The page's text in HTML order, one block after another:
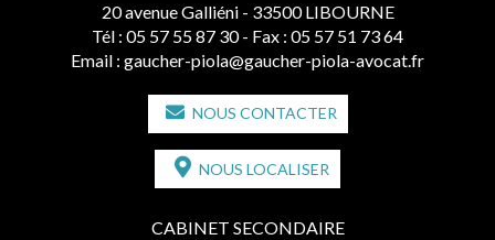
20 avenue Galliéni - 33500 LIBOURNE
Tél : 05 57 55 87 30 - Fax : 05 57 51 73 64
Email : gaucher-piola@gaucher-piola-avocat.fr
NOUS CONTACTER
NOUS LOCALISER
CABINET SECONDAIRE